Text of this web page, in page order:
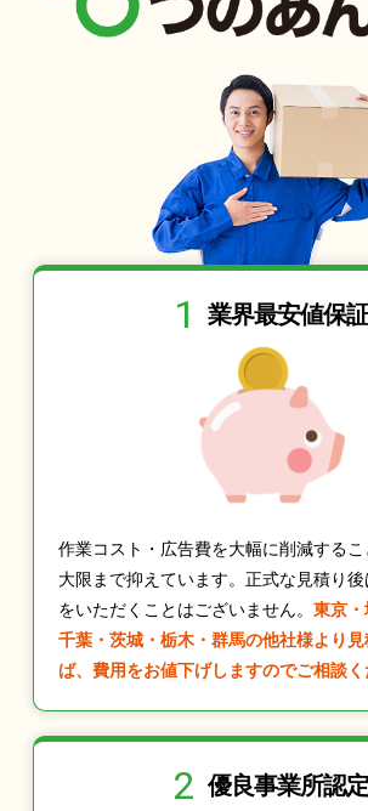
1 業界最安値保
作業コスト・広告費を大幅に削減する
大限まで抑えています。正式な見積り
をいただくことはございません。 東京・
千葉・茨城・栃木・群馬の他社様より
ば、費用をお値下げしますのでご相談く
2 優良事業所認定